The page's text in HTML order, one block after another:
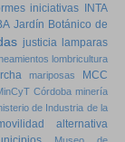
iniciativas INTA
Jardín Botánico de
justicia lamparas
lombricultura
mariposas
MCC
Córdoba minería
de Industria de la
alternativa